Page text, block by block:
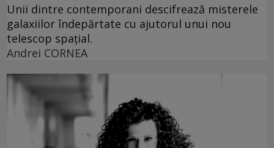
Unii dintre contemporani descifrează misterele
galaxiilor îndepărtate cu ajutorul unui nou
telescop spațial.
Andrei CORNEA